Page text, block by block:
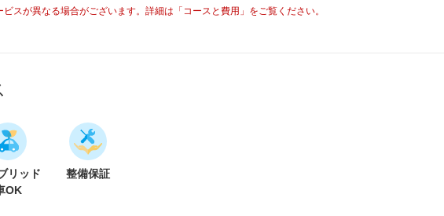
スが異なる場合がございます。詳細は「コースと費用」をご覧ください。
リッド
OK
整備保証